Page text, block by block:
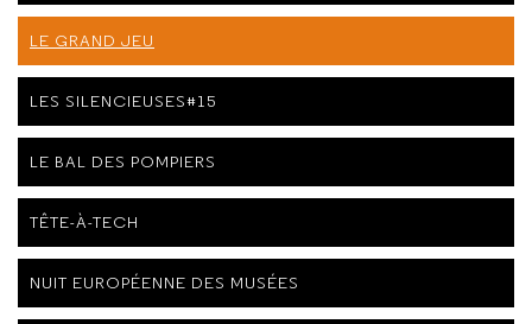
LE GRAND JEU
LES SILENCIEUSES#15
LE BAL DES POMPIERS
TÊTE-À-TECH
NUIT EUROPÉENNE DES MUSÉES